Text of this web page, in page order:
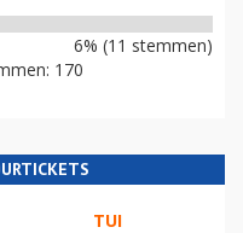
6% (11 stemmen)
170
TUI